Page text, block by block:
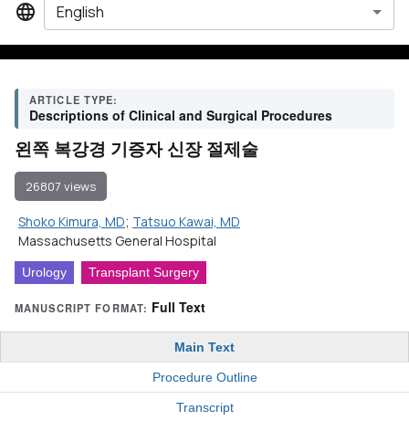
ARTICLE TYPE:
Descriptions of Clinical and Surgical Procedures
왼쪽 복강경 기증자 신장 절제술
26807 views
Shoko Kimura, MD; Tatsuo Kawai, MD
Massachusetts General Hospital
Urology Transplant Surgery
MANUSCRIPT FORMAT: Full Text
Main Text
Procedure Outline
Transcript
English